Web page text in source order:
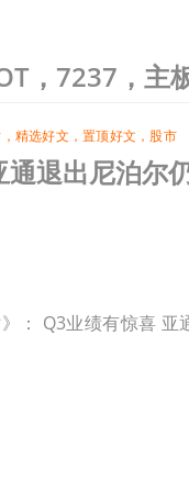
，7237，主
， 精选好文 ，置顶好文 ， 股市
退出尼泊尔
： Q3业绩有惊喜 亚